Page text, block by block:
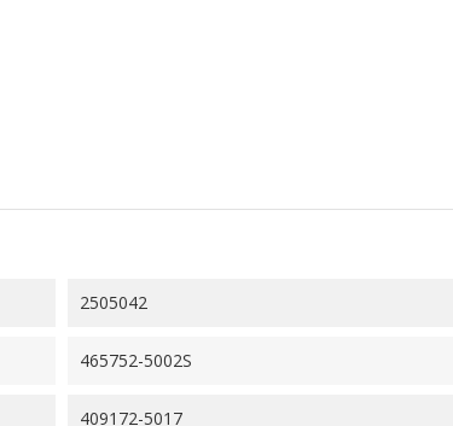
2505042
465752-5002S
409172-5017